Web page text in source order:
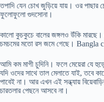
তপাদি যেন চোখ জুড়িয়ে যায়। ওর পাছার
ফুলোফুলো গুদসোনা।
কালো কুচকুচে বালের জঙ্গলও উঁকি মারছে।
চমচমের মতো রস জমে গেছে। Bangla
আমি কম মাগী চুদিনি। ফলে মেয়েরা যে
যদি ওদের সাথে তাল মেলাতে যাই, তবে
পাবেই না। আর এখন এই সন্ধ্যায়
চারতলার পেছনে আসবে না।